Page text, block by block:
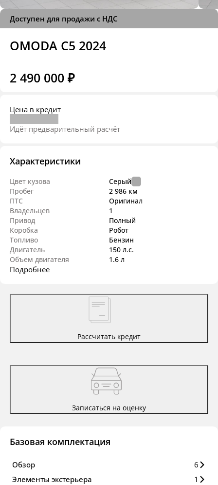
Доступен для продажи с НДС
OMODA C5 2024
2 490 000 ₽
Цена в кредит
Идёт предварительный расчёт
Характеристики
Цвет кузова
Серый
Пробег
2 986 км
ПТС
Оригинал
Владельцев
1
Привод
Полный
Коробка
Робот
Топливо
Бензин
Двигатель
150 л.с.
Объем двигателя
1.6 л
Подробнее
Рассчитать кредит
Записаться на оценку
Базовая комплектация
Обзор
6
Элементы экстерьера
1